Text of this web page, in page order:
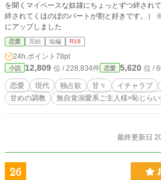
を聞くマイペースな奴隷にちょっとずつ絆されていきます。 （
絆されてくほのぼのパートが割と好きです。） ※クリスマスの話を、久しぶり
にアップしました
恋愛 完結 短編 R18
24h.ポイント 78pt
小説 12,809 位 / 228,834件 恋愛 5,620 位 /
恋愛 現代 独占欲 甘々 イチャラブ
甘めの調教
無自覚溺愛系ご主人様×恥じら
最終更新日
26